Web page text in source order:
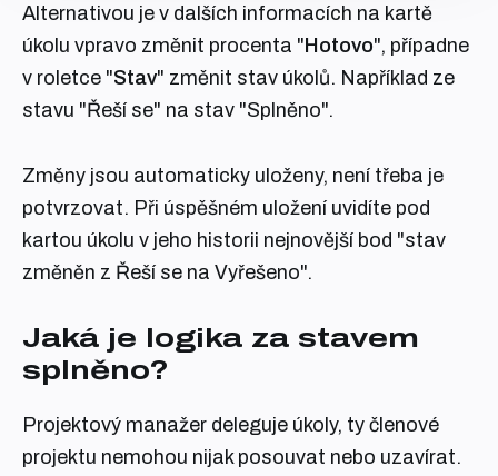
Alternativou je v dalších informacích na kartě
úkolu vpravo změnit procenta "Hotovo", případne
v roletce "Stav" změnit stav úkolů. Například ze
stavu "Řeší se" na stav "Splněno".
Změny jsou automaticky uloženy, není třeba je
potvrzovat. Při úspěšném uložení uvidíte pod
kartou úkolu v jeho historii nejnovější bod "stav
změněn z Řeší se na Vyřešeno".
Jaká je logika za stavem
splněno?
Projektový manažer deleguje úkoly, ty členové
projektu nemohou nijak posouvat nebo uzavírat.